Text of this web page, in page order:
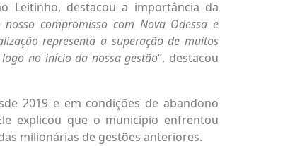
Leitinho, destacou a importância da
nosso compromisso com Nova Odessa e
representa a superação de muitos
no início da nossa gestão“, destacou
2019 e em condições de abandono
explicou que o município enfrentou
milionárias de gestões anteriores.